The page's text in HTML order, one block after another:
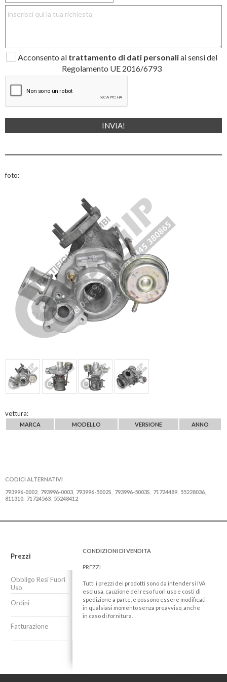
Acconsento al trattamento di dati personaliai sensi del
Regolamento UE 2016/6793
foto:
vettura:
MARCA MODELLO VERSIONE ANNO
CODICI ALTERNATIVI
793996-0002 793996-0003 793996-5002S 793996-5003S 71724489 55228036
811310 71724563 55248412
Prezzi
Obbligo Resi Fuori
Uso
Ordini
Fatturazione
CONDIZIONI DI VENDITA
PREZZI
Tutti i prezzi dei prodotti sono da intendersi IVA
esclusa, cauzione del reso fuori uso e costi di
spedizione a parte, e possono essere modificati
in qualsiasi momento senza preavviso, anche
in caso di fornitura.